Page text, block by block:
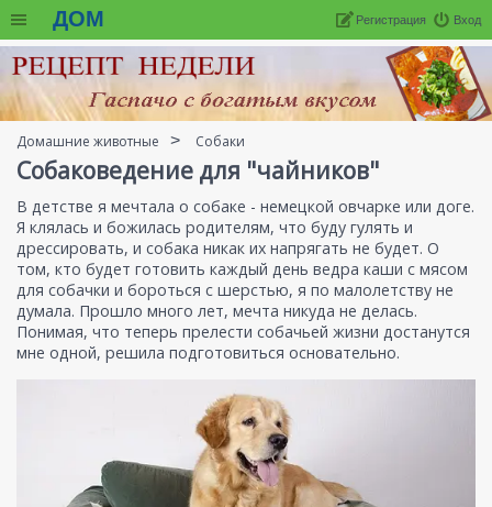
ДОМ Вход
Регистрация
Домашние животные Собаки
Собаковедение для "чайников"
В детстве я мечтала о собаке - немецкой овчарке или доге.
Я клялась и божилась родителям, что буду гулять и
дрессировать, и собака никак их напрягать не будет. О
том, кто будет готовить каждый день ведра каши с мясом
для собачки и бороться с шерстью, я по малолетству не
думала. Прошло много лет, мечта никуда не делась.
Понимая, что теперь прелести собачьей жизни достанутся
мне одной, решила подготовиться основательно.